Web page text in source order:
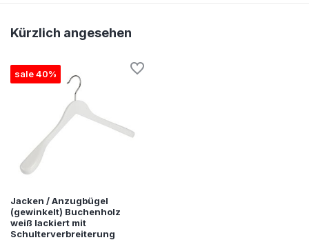
Kürzlich angesehen
sale 40%
Jacken / Anzugbügel
(gewinkelt) Buchenholz
weiß lackiert mit
Schulterverbreiterung